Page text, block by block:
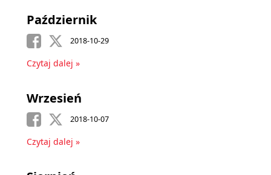
Październik
2018-10-29
Czytaj dalej »
Wrzesień
2018-10-07
Czytaj dalej »